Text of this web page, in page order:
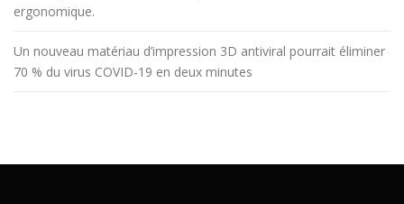
ergonomique.
Un nouveau matériau d’impression 3D antiviral pourrait éliminer
70 % du virus COVID-19 en deux minutes